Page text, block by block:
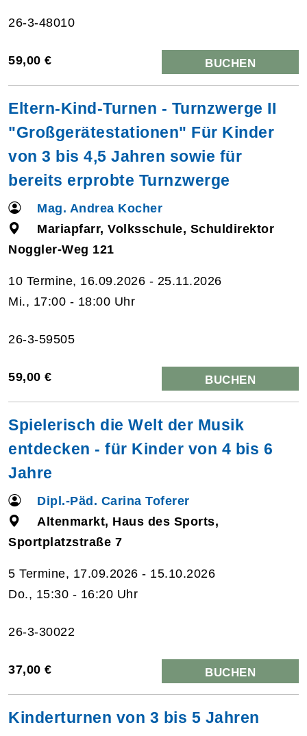
26-3-48010
59,00 € BUCHEN
Eltern-Kind-Turnen - Turnzwerge II
"Großgerätestationen" Für Kinder
von 3 bis 4,5 Jahren sowie für
bereits erprobte Turnzwerge
Mag. Andrea Kocher
Mariapfarr, Volksschule, Schuldirektor
Noggler-Weg 121
10 Termine, 16.09.2026 - 25.11.2026
Mi., 17:00 - 18:00 Uhr
26-3-59505
59,00 € BUCHEN
Spielerisch die Welt der Musik
entdecken - für Kinder von 4 bis 6
Jahre
Dipl.-Päd. Carina Toferer
Altenmarkt, Haus des Sports,
Sportplatzstraße 7
5 Termine, 17.09.2026 - 15.10.2026
Do., 15:30 - 16:20 Uhr
26-3-30022
37,00 € BUCHEN
Kinderturnen von 3 bis 5 Jahren